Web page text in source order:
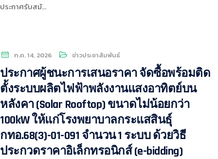
ประกาศรับสมั…
ก.ค. 14, 2026 ข่าวประชาสัมพันธ์
ประกาศผู้ชนะการเสนอราคา จัดซื้อพร้อมติด
ตั้งระบบผลิตไฟฟ้าพลังงานแสงอาทิตย์บน
หลังคา (Solar Rooftop) ขนาดไม่น้อยกว่า
100kW ให้แก่โรงพยาบาลกระแสสินธุ์
กทอ.68(3)-01-091 จำนวน 1 ระบบ ด้วยวิธี
ประกวดราคาอิเล็กทรอนิกส์ (e-bidding)